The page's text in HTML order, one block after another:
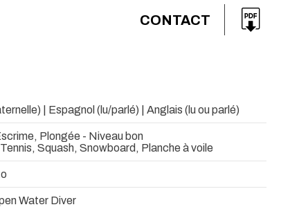
CONTACT
| Espagnol (lu/parlé) | Anglais (lu ou parlé)
Plongée - Niveau bon
Squash, Snowboard, Planche à voile
Water Diver